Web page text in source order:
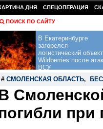
ДНЯ СПЕЦОПЕРАЦИЯ
ПОИСК ПО САЙТУ
В Екатеринбурге
загорелся
логистический объект
Wildberries после
ВСУ
# СМОЛЕНСКАЯ ОБЛАСТЬ,
при